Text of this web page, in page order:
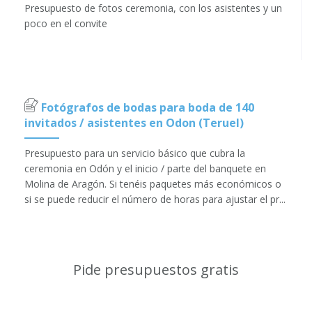
Presupuesto de fotos ceremonia, con los asistentes y un
poco en el convite
Fotógrafos de bodas para boda de 140
invitados / asistentes en Odon (Teruel)
Presupuesto para un servicio básico que cubra la
ceremonia en Odón y el inicio / parte del banquete en
Molina de Aragón. Si tenéis paquetes más económicos o
si se puede reducir el número de horas para ajustar el pr...
Pide presupuestos gratis